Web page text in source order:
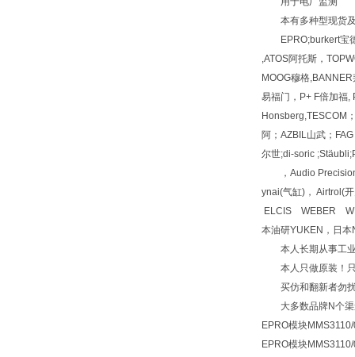
本有多种型现货
EPRO;burkert宝德
,ATOS阿托斯，
MOOG穆格
易福门，P+ F倍加福,
Honsberg,TESCOM
阿；AZBIL山武；
尔世;di-soric
，Audio Precision
ynai(气缸)， Airtrol(
ELCIS WEBER
本油研YUKEN，日本
本人长期从事工业
本人只做原装！
买仿和翻新者勿
大多数品牌N个渠
EPRO模块
EPRO模块